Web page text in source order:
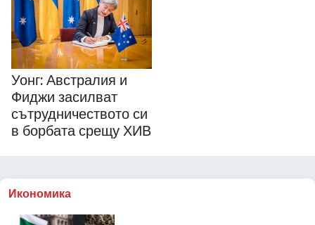
Уонг: Австралия и
Фиджи засилват
сътрудничеството си
в борбата срещу ХИВ
Икономика